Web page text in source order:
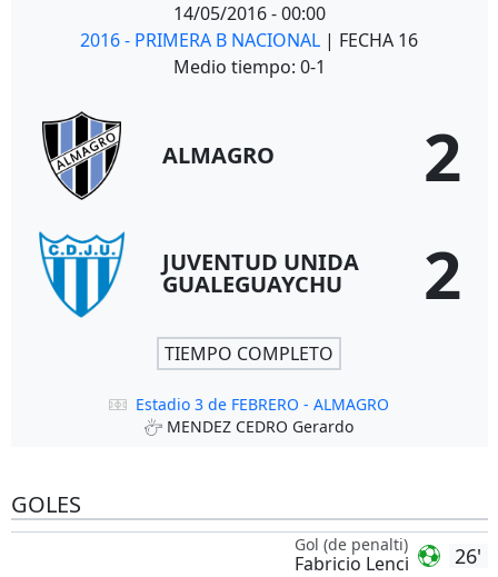
14/05/2016 - 00:00
2016 - PRIMERA B NACIONAL | FECHA 16
Medio tiempo: 0-1
ALMAGRO 2
JUVENTUD UNIDA
GUALEGUAYCHU 2
TIEMPO COMPLETO
Estadio 3 de FEBRERO - ALMAGRO
MENDEZ CEDRO Gerardo
GOLES
26'
Gol (de penalti)
Fabricio Lenci